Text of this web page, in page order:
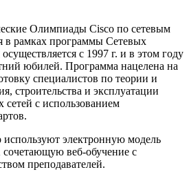
Олимпиады Cisco по сетевым
в рамках программы Сетевых
с 1997 г. и в этом году
юбилей. Программа нацелена на
специалистов по теории и
строительства и эксплуатации
с использованием
электронную модель
сочетающую веб-обучение с
преподавателей.